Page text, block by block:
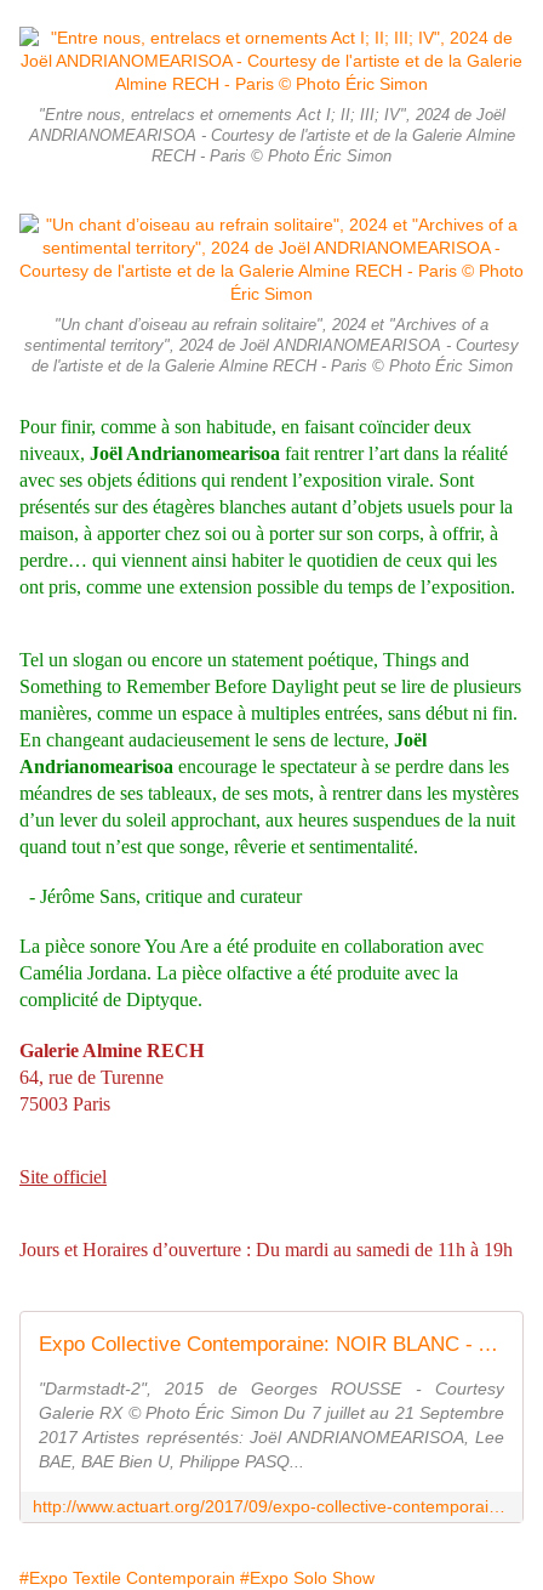
"Entre nous, entrelacs et ornements Act I; II; III; IV", 2024 de Joël
ANDRIANOMEARISOA - Courtesy de l'artiste et de la Galerie Almine
RECH - Paris © Photo Éric Simon
"Un chant d’oiseau au refrain solitaire", 2024 et "Archives of a
sentimental territory", 2024 de Joël ANDRIANOMEARISOA - Courtesy
de l'artiste et de la Galerie Almine RECH - Paris © Photo Éric Simon
Pour finir, comme à son habitude, en faisant coïncider deux
niveaux, Joël Andrianomearisoa fait rentrer l’art dans la réalité
avec ses objets éditions qui rendent l’exposition virale. Sont
présentés sur des étagères blanches autant d’objets usuels pour la
maison, à apporter chez soi ou à porter sur son corps, à offrir, à
perdre… qui viennent ainsi habiter le quotidien de ceux qui les
ont pris, comme une extension possible du temps de l’exposition.
Tel un slogan ou encore un statement poétique, Things and
Something to Remember Before Daylight peut se lire de plusieurs
manières, comme un espace à multiples entrées, sans début ni fin.
En changeant audacieusement le sens de lecture, Joël
Andrianomearisoa encourage le spectateur à se perdre dans les
méandres de ses tableaux, de ses mots, à rentrer dans les mystères
d’un lever du soleil approchant, aux heures suspendues de la nuit
quand tout n’est que songe, rêverie et sentimentalité.
- Jérôme Sans, critique and curateur
La pièce sonore You Are a été produite en collaboration avec
Camélia Jordana. La pièce olfactive a été produite avec la
complicité de Diptyque.
Galerie Almine RECH
64, rue de Turenne
75003 Paris
Site officiel
Jours et Horaires d’ouverture : Du mardi au samedi de 11h à 19h
Expo Collective Contemporaine: NOIR BLANC - ACTUART by Eric SIMON
"Darmstadt-2", 2015 de Georges ROUSSE - Courtesy
Galerie RX © Photo Éric Simon Du 7 juillet au 21 Septembre
2017 Artistes représentés: Joël ANDRIANOMEARISOA, Lee
BAE, BAE Bien U, Philippe PASQ...
#Expo Textile Contemporain #Expo Solo Show